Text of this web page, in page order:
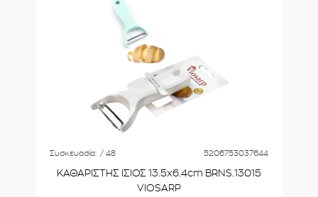
Συσκευασία: / 48 5206753037644
ΚΑΘΑΡΙΣΤΗΣ ΙΣΙΟΣ 13.5x6.4cm BRNS.13015
VIOSARP